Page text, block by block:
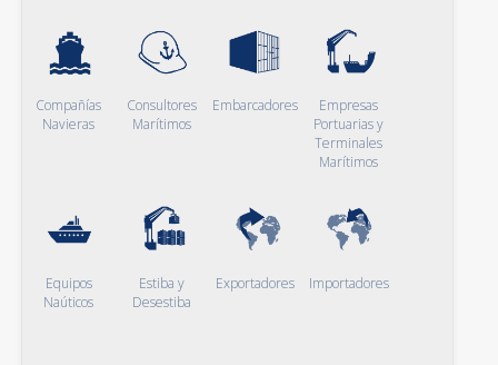
Compañías
Navieras
Consultores
Marítimos
Embarcadores
Empresas
Portuarias y
Terminales
Marítimos
Equipos
Naúticos
Estiba y
Desestiba
Exportadores Importadores